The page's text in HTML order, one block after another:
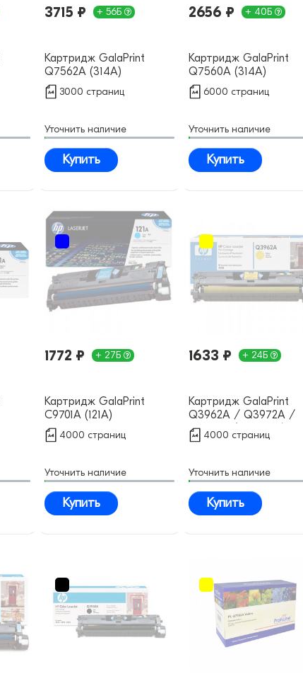
3715 ₽ + 56Б
Картридж GalaPrint
Q7562A (314A)
совместимый
3000 страниц
Уточнить наличие
Купить
2656 ₽ + 40Б
Картридж GalaPrint
Q7560A (314A)
совместимый
6000 страниц
Уточнить наличие
Купить
1772 ₽ + 27Б
Картридж GalaPrint
C9701A (121A)
совместимый
4000 страниц
Уточнить наличие
Купить
1633 ₽ + 24Б
Картридж GalaPrint
Q3962A / Q3972A /
C9702A / EP-87Y
совместимый
4000 страниц
Уточнить наличие
Купить